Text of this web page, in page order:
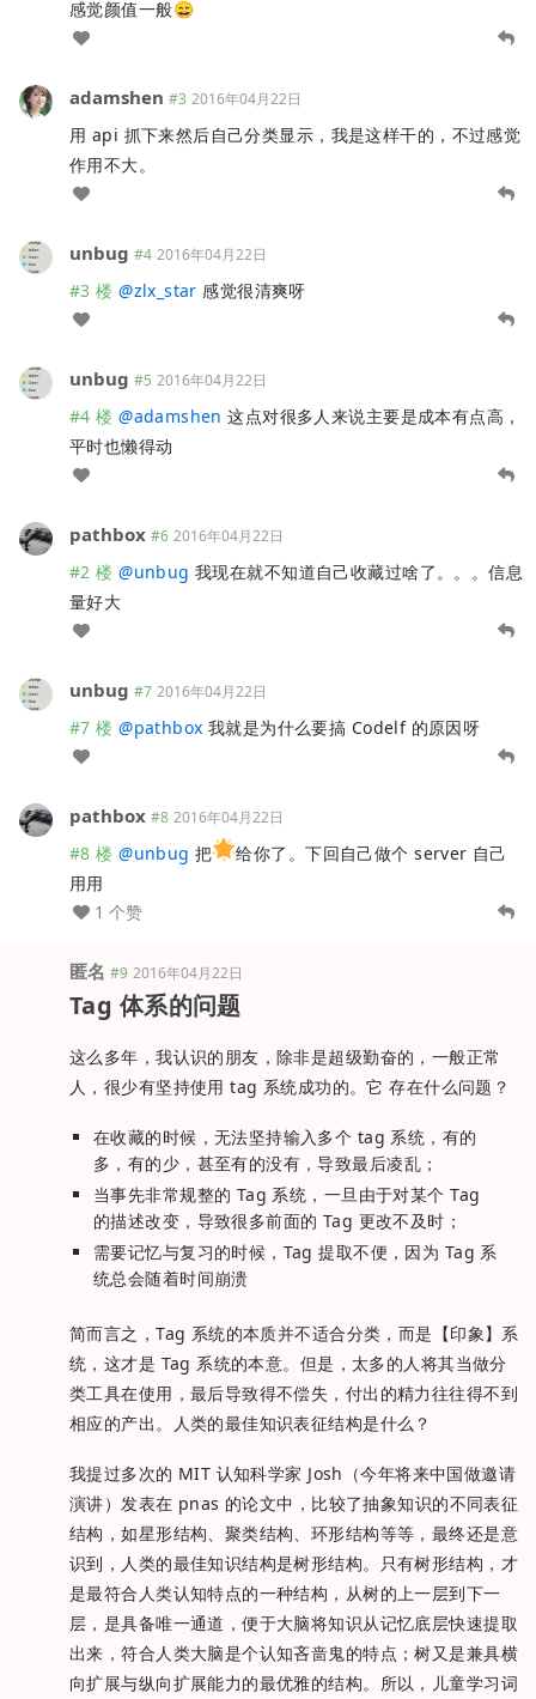
感觉颜值一般😄
adamshen #3 2016年04月22日
用 api 抓下来然后自己分类显示，我是这样干的，不过感觉
作用不大。
unbug #4 2016年04月22日
#3 楼 @zlx_star 感觉很清爽呀
unbug #5 2016年04月22日
#4 楼 @adamshen 这点对很多人来说主要是成本有点高，
平时也懒得动
pathbox #6 2016年04月22日
#2 楼 @unbug 我现在就不知道自己收藏过啥了。。。信息
量好大
unbug #7 2016年04月22日
#7 楼 @pathbox 我就是为什么要搞 Codelf 的原因呀
pathbox #8 2016年04月22日
#8 楼 @unbug 把
给你了。下回自己做个 server 自己
用用
1 个赞
匿名 #9 2016年04月22日
Tag 体系的问题
这么多年，我认识的朋友，除非是超级勤奋的，一般正常
人，很少有坚持使用 tag 系统成功的。它 存在什么问题？
在收藏的时候，无法坚持输入多个 tag 系统，有的
多，有的少，甚至有的没有，导致最后凌乱；
当事先非常规整的 Tag 系统，一旦由于对某个 Tag
的描述改变，导致很多前面的 Tag 更改不及时；
需要记忆与复习的时候，Tag 提取不便，因为 Tag 系
统总会随着时间崩溃
简而言之，Tag 系统的本质并不适合分类，而是【印象】系
统，这才是 Tag 系统的本意。但是，太多的人将其当做分
类工具在使用，最后导致得不偿失，付出的精力往往得不到
相应的产出。人类的最佳知识表征结构是什么？
我提过多次的 MIT 认知科学家 Josh（今年将来中国做邀请
演讲）发表在 pnas 的论文中，比较了抽象知识的不同表征
结构，如星形结构、聚类结构、环形结构等等，最终还是意
识到，人类的最佳知识结构是树形结构。只有树形结构，才
是最符合人类认知特点的一种结构，从树的上一层到下一
层，是具备唯一通道，便于大脑将知识从记忆底层快速提取
出来，符合人类大脑是个认知吝啬鬼的特点；树又是兼具横
向扩展与纵向扩展能力的最优雅的结构。所以，儿童学习词